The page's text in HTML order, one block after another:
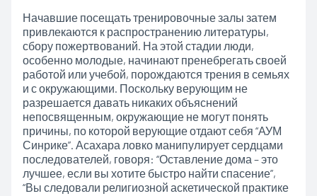
Начавшие посещать тренировочные залы затем
привлекаются к распространению литературы,
сбору пожертвований. На этой стадии люди,
особенно молодые, начинают пренебрегать своей
работой или учебой, порождаются трения в семьях
и с окружающими. Поскольку верующим не
разрешается давать никаких объяснений
непосвященным, окружающие не могут понять
причины, по которой верующие отдают себя “АУМ
Синрике”. Асахара ловко манипулирует сердцами
последователей, говоря: “Оставление дома – это
лучшее, если вы хотите быстро найти спасение”,
“Вы следовали религиозной аскетической практике